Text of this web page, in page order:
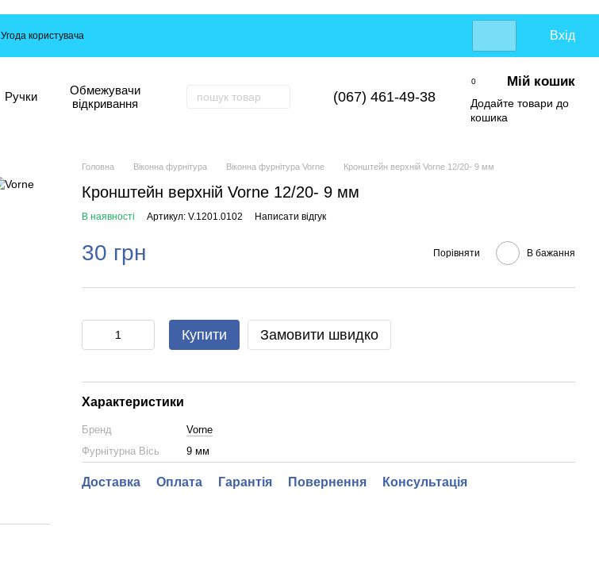
Угода користувача Вхід
Ручки
Обмежувачи
відкривання
(067) 461-49-38
0 Мій кошик
Додайте товари до
кошика
Головна Віконна фурнітура Віконна фурнітура Vorne Кронштейн верхній Vorne 12/20- 9 мм
Кронштейн верхній Vorne 12/20- 9 мм
В наявності Артикул: V.1201.0102 Написати відгук
30 грн Порівняти В бажання
Купити Замовити швидко
Характеристики
Бренд
Vorne
Фурнітурна Вісь
9 мм
Доставка Оплата Гарантія Повернення Консультація